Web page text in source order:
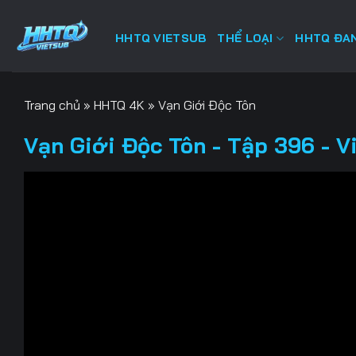
HHTQ VIETSUB THỂ LOẠI HHTQ
Trang chủ » HHTQ 4K » Vạn Giới Độc Tôn
Vạn Giới Độc Tôn - Tập 396 -